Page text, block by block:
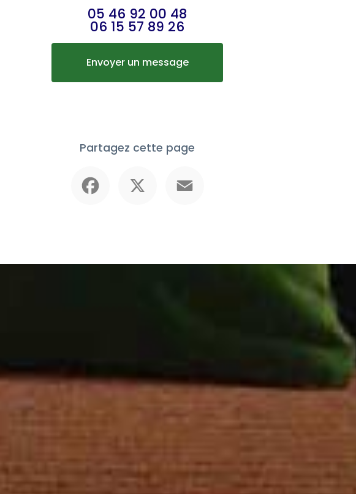
05 46 92 00 48
06 15 57 89 26
Envoyer un message
Partagez cette page